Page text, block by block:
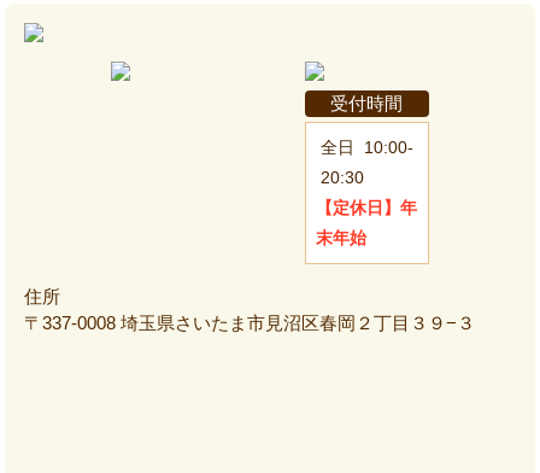
受付時間
全日
10:00-
20:30
【定休日】 年
末年始
住所
〒337-0008 埼玉県さいたま市見沼区春岡２丁目３９−３